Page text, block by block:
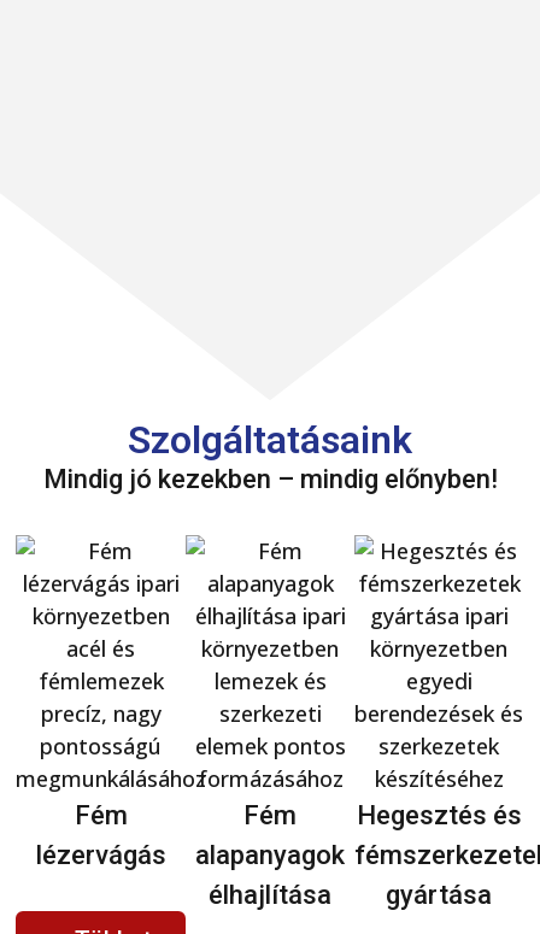
Szolgáltatásaink
Mindig jó kezekben – mindig előnyben!
Fém
lézervágás
Fém
alapanyagok
élhajlítása
Hegesztés és
gyártása